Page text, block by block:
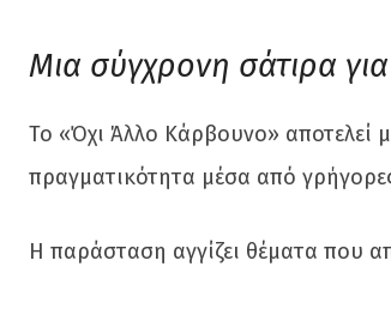
Μια σύγχρονη σάτιρα
Το «Όχι Άλλο Κάρβουνο» αποτελεί
πραγματικότητα μέσα από
Η παράσταση αγγίζει θέματα που